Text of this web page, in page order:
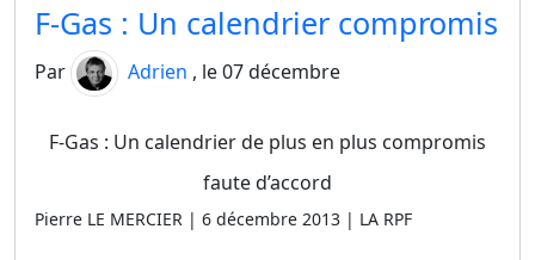
F-Gas : Un calendrier compromis
Par Adrien , le 07 décembre
F-Gas : Un calendrier de plus en plus compromis
faute d’accord
Pierre LE MERCIER | 6 décembre 2013 | LA RPF